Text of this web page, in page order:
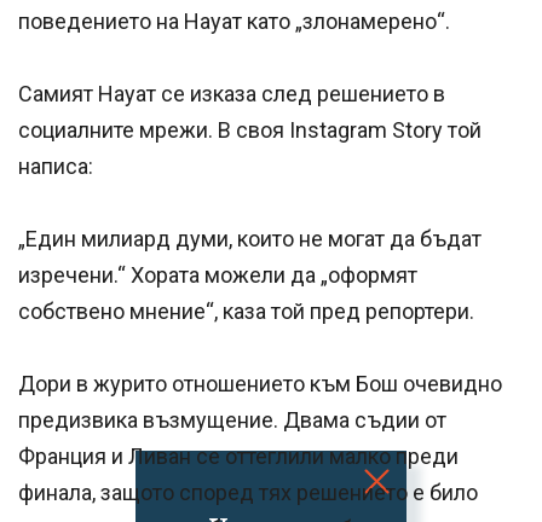
поведението на Науат като „злонамерено“.
Самият Науат се изказа след решението в
социалните мрежи. В своя Instagram Story той
написа:
„Един милиард думи, които не могат да бъдат
изречени.“ Хората можели да „оформят
собствено мнение“, каза той пред репортери.
Дори в журито отношението към Бош очевидно
предизвика възмущение. Двама съдии от
Франция и Ливан се оттеглили малко преди
финала, защото според тях решението е било